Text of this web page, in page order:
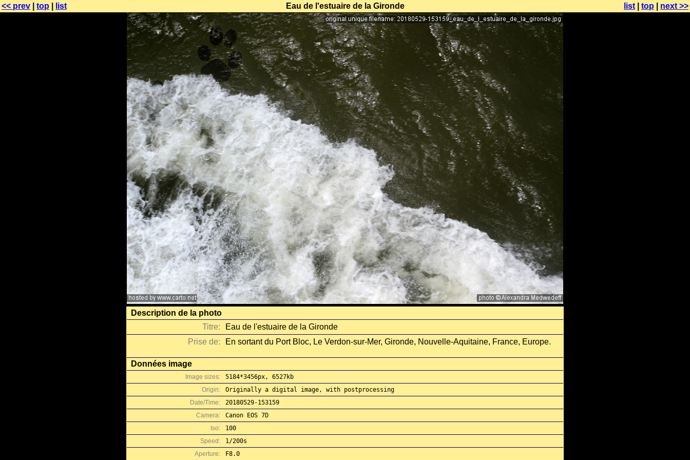
<< prev top list Eau de l'estuaire de la Gironde list top next >>
Description de la photo
Titre:
Eau de l'estuaire de la Gironde
Prise de:
En sortant du Port Bloc, Le Verdon-sur-Mer, Gironde, Nouvelle-Aquitaine, France, Europe.
Données image
Image sizes:
5184*3456px, 6527kb
Origin:
Originally a digital image, with postprocessing
Date/Time:
20180529-153159
Camera:
Canon EOS 7D
Iso:
100
Speed:
1/200s
Aperture:
F8.0